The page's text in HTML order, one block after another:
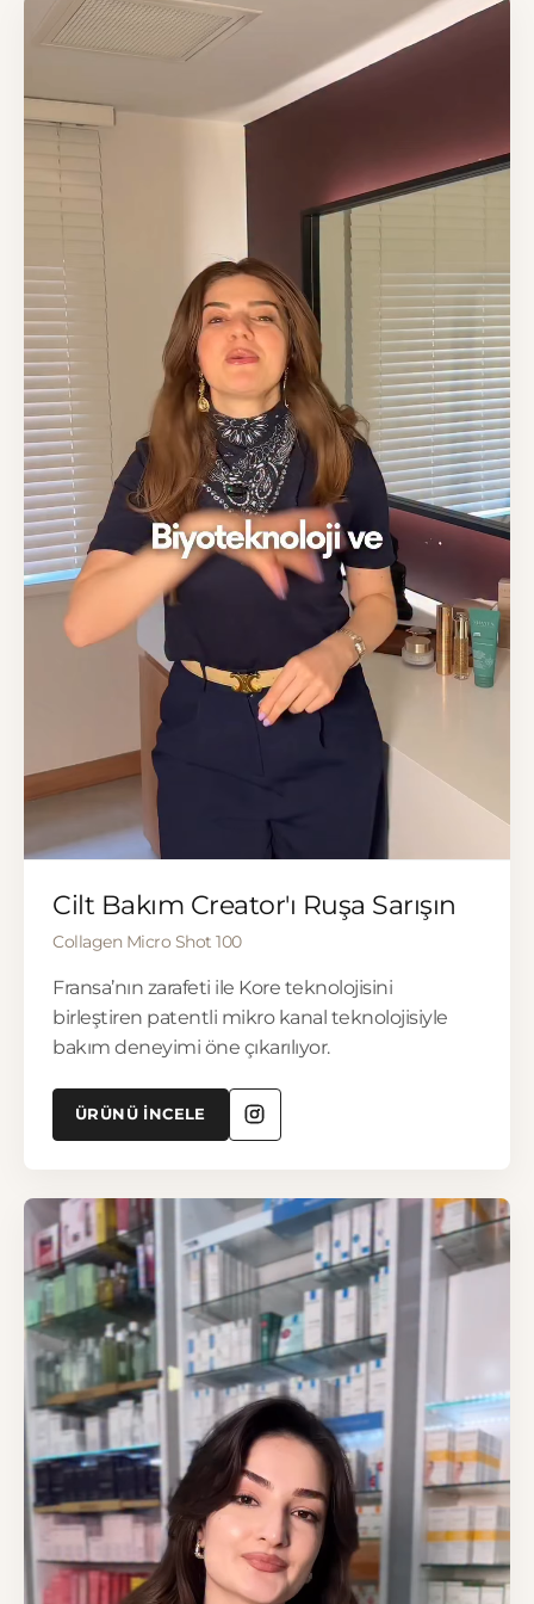
▶
Cilt Bakım Creator'ı Ruşa Sarışın
Collagen Micro Shot 100
Fransa’nın zarafeti ile Kore teknolojisini
birleştiren patentli mikro kanal teknolojisiyle
bakım deneyimi öne çıkarılıyor.
ÜRÜNÜ İNCELE